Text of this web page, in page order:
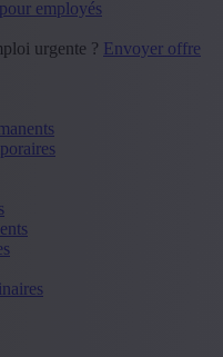
employés
urgente ? Envoyer offre